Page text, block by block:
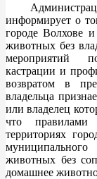
информирует о
городе Волхове и
животных без
мероприятий
кастрации и
возвратом в
владельца
или владелец
что
территориях
животных без
домашнее